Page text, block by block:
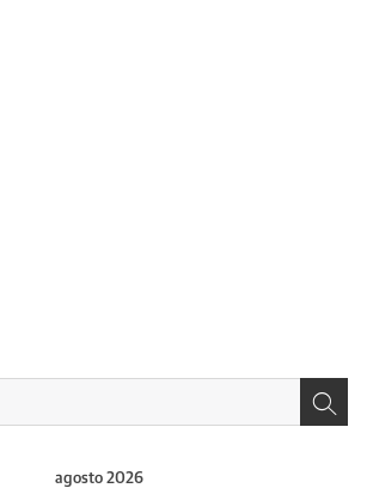
agosto 2026